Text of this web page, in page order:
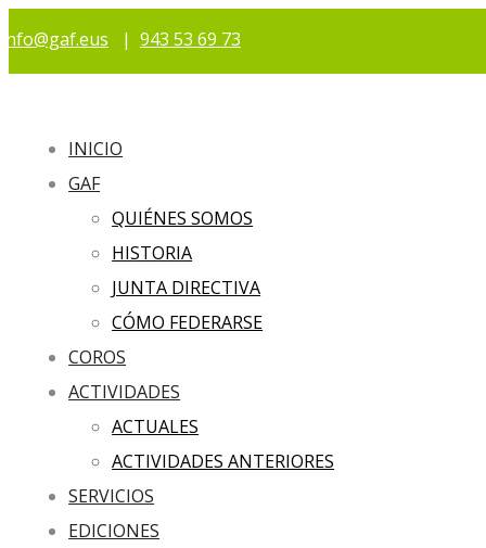
info@gaf.eus | 943 53 69 73
INICIO
GAF
QUIÉNES SOMOS
HISTORIA
JUNTA DIRECTIVA
CÓMO FEDERARSE
COROS
ACTIVIDADES
ACTUALES
ACTIVIDADES ANTERIORES
SERVICIOS
EDICIONES